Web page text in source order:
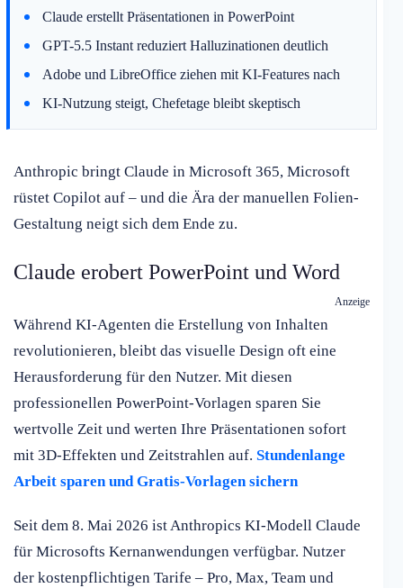
Claude erstellt Präsentationen in PowerPoint
GPT-5.5 Instant reduziert Halluzinationen deutlich
Adobe und LibreOffice ziehen mit KI-Features nach
KI-Nutzung steigt, Chefetage bleibt skeptisch
Anthropic bringt Claude in Microsoft 365, Microsoft
rüstet Copilot auf – und die Ära der manuellen Folien-
Gestaltung neigt sich dem Ende zu.
Claude erobert PowerPoint und Word
Anzeige
Während KI-Agenten die Erstellung von Inhalten
revolutionieren, bleibt das visuelle Design oft eine
Herausforderung für den Nutzer. Mit diesen
professionellen PowerPoint-Vorlagen sparen Sie
wertvolle Zeit und werten Ihre Präsentationen sofort
mit 3D-Effekten und Zeitstrahlen auf. Stundenlange
Arbeit sparen und Gratis-Vorlagen sichern
Seit dem 8. Mai 2026 ist Anthropics KI-Modell Claude
für Microsofts Kernanwendungen verfügbar. Nutzer
der kostenpflichtigen Tarife – Pro, Max, Team und